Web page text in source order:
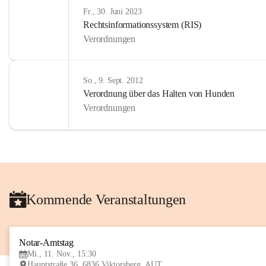
Fr., 30. Juni 2023
Rechtsinformationssystem (RIS)
Verordnungen
So., 9. Sept. 2012
Verordnung über das Halten von Hunden
Verordnungen
Kommende Veranstaltungen
Notar-Amtstag
Mi., 11. Nov., 15:30